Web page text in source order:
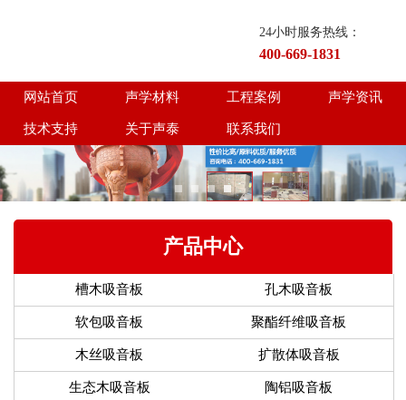
24小时服务热线：
400-669-1831
网站首页 声学材料 工程案例 声学资讯
技术支持 关于声泰 联系我们
产品中心
槽木吸音板 孔木吸音板
软包吸音板 聚酯纤维吸音板
木丝吸音板 扩散体吸音板
生态木吸音板 陶铝吸音板